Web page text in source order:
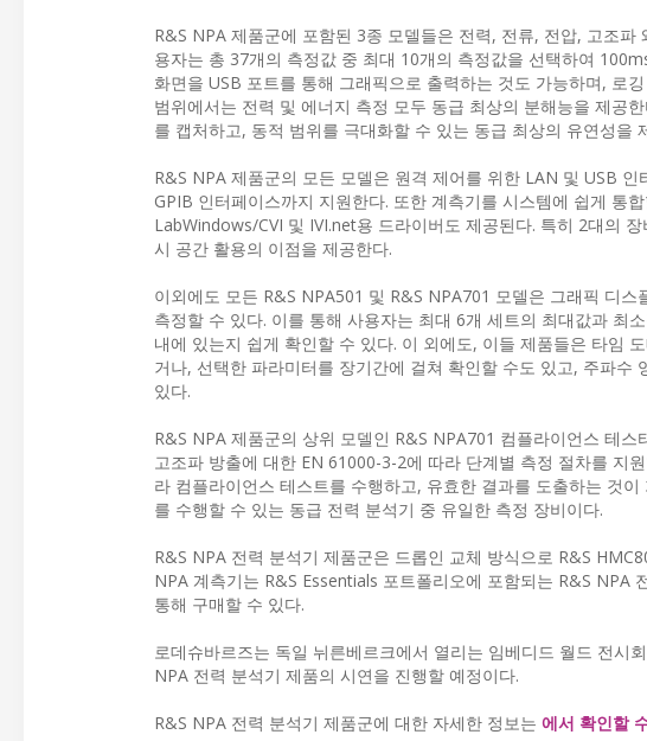
R&S NPA 제품군에 포함된 3종 모델들은 전력, 전류, 전압, 고조
용자는 총 37개의 측정값 중 최대 10개의 측정값을 선택하여
화면을 USB 포트를 통해 그래픽으로 출력하는 것도 가능하며, 로
범위에서는 전력 및 에너지 측정 모두 동급 최상의 분해능을 제공
를 캡처하고, 동적 범위를 극대화할 수 있는 동급 최상의 유연성을
R&S NPA 제품군의 모든 모델은 원격 제어를 위한 LAN 및 USB
GPIB 인터페이스까지 지원한다. 또한 계측기를 시스템에 쉽게 통
LabWindows/CVI 및 IVI.net용 드라이버도 제공된다. 특히 2대의
시 공간 활용의 이점을 제공한다.
이외에도 모든 R&S NPA501 및 R&S NPA701 모델은 그래픽 디
측정할 수 있다. 이를 통해 사용자는 최대 6개 세트의 최대값과 최
내에 있는지 쉽게 확인할 수 있다. 이 외에도, 이들 제품들은 타임
거나, 선택한 파라미터를 장기간에 걸쳐 확인할 수도 있고, 주파
있다.
R&S NPA 제품군의 상위 모델인 R&S NPA701 컴플라이언스 테
고조파 방출에 대한 EN 61000-3-2에 따라 단계별 측정 절차를 지
라 컴플라이언스 테스트를 수행하고, 유효한 결과를 도출하는 것
를 수행할 수 있는 동급 전력 분석기 중 유일한 측정 장비이다.
R&S NPA 전력 분석기 제품군은 드롭인 교체 방식으로 R&S
NPA 계측기는 R&S Essentials 포트폴리오에 포함되는 R&S NPA
통해 구매할 수 있다.
로데슈바르즈는 독일 뉘른베르크에서 열리는 임베디드 월드 전
NPA 전력 분석기 제품의 시연을 진행할 예정이다.
R&S NPA 전력 분석기 제품군에 대한 자세한 정보는 에서 확인할